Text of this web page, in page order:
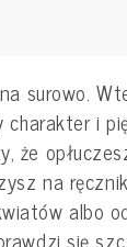
surowo.
charakter i
że
na
albo
się